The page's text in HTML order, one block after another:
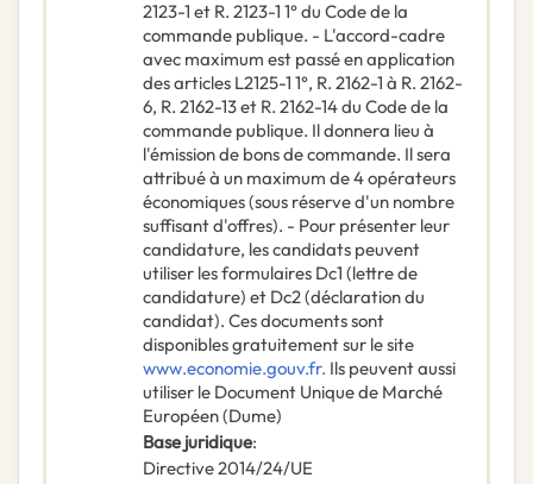
2123-1 et R. 2123-1 1° du Code de la
commande publique. - L'accord-cadre
avec maximum est passé en application
des articles L2125-1 1°, R. 2162-1 à R. 2162-
6, R. 2162-13 et R. 2162-14 du Code de la
commande publique. Il donnera lieu à
l'émission de bons de commande. Il sera
attribué à un maximum de 4 opérateurs
économiques (sous réserve d'un nombre
suffisant d'offres). - Pour présenter leur
candidature, les candidats peuvent
utiliser les formulaires Dc1 (lettre de
candidature) et Dc2 (déclaration du
candidat). Ces documents sont
disponibles gratuitement sur le site
www.economie.gouv.fr. Ils peuvent aussi
utiliser le Document Unique de Marché
Européen (Dume)
Base juridique:
Directive 2014/24/UE